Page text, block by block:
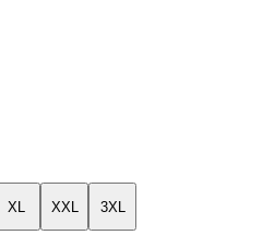
XL XXL 3XL